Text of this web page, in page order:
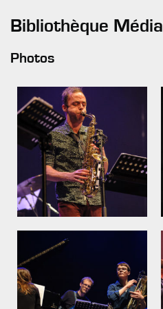
Bibliothèque Média
Photos